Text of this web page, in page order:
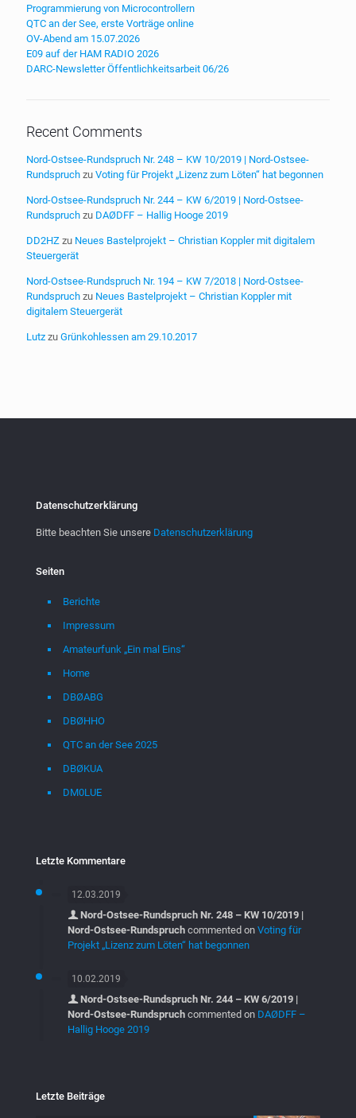
Programmierung von Microcontrollern
QTC an der See, erste Vorträge online
OV-Abend am 15.07.2026
E09 auf der HAM RADIO 2026
DARC-Newsletter Öffentlichkeitsarbeit 06/26
Recent Comments
Nord-Ostsee-Rundspruch Nr. 248 – KW 10/2019 | Nord-Ostsee-
Rundspruch zu Voting für Projekt „Lizenz zum Löten“ hat begonnen
Nord-Ostsee-Rundspruch Nr. 244 – KW 6/2019 | Nord-Ostsee-
Rundspruch zu DAØDFF – Hallig Hooge 2019
DD2HZ zu Neues Bastelprojekt – Christian Koppler mit digitalem
Steuergerät
Nord-Ostsee-Rundspruch Nr. 194 – KW 7/2018 | Nord-Ostsee-
Rundspruch zu Neues Bastelprojekt – Christian Koppler mit
digitalem Steuergerät
Lutz zu Grünkohlessen am 29.10.2017
Datenschutzerklärung
Bitte beachten Sie unsere Datenschutzerklärung
Seiten
Berichte
Impressum
Amateurfunk „Ein mal Eins“
Home
DBØABG
DBØHHO
QTC an der See 2025
DBØKUA
DM0LUE
Letzte Kommentare
12.03.2019
Nord-Ostsee-Rundspruch Nr. 248 – KW 10/2019 |
Nord-Ostsee-Rundspruch commented on Voting für
Projekt „Lizenz zum Löten“ hat begonnen
10.02.2019
Nord-Ostsee-Rundspruch Nr. 244 – KW 6/2019 |
Nord-Ostsee-Rundspruch commented on DAØDFF –
Hallig Hooge 2019
Letzte Beiträge